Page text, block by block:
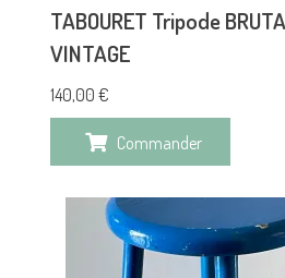
TABOURET Tripode
VINTAGE
140,00 €
Commander